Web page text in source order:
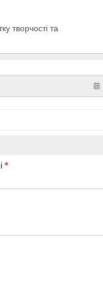
творчості та
*